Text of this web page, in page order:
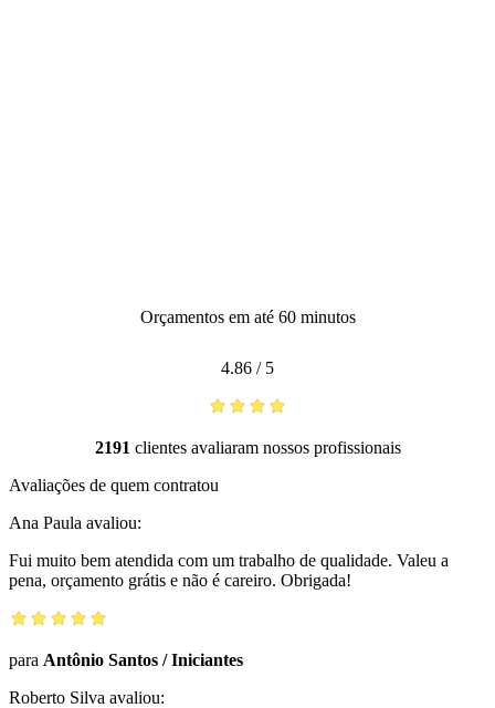
Orçamentos em até 60 minutos
4.86 / 5
2191 clientes avaliaram nossos profissionais
Avaliações de quem contratou
Ana Paula avaliou:
Fui muito bem atendida com um trabalho de qualidade. Valeu a
pena, orçamento grátis e não é careiro. Obrigada!
para Antônio Santos /Iniciantes
Roberto Silva avaliou: